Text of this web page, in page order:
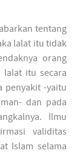
tentang
lalat itu tidak
orang
lalat itu secara
penyakit -yaitu
dan pada
Ilmu
validitas
Islam selama